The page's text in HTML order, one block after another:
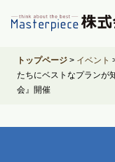
トップページ > イベント
たちにベストなプランが
会』開催